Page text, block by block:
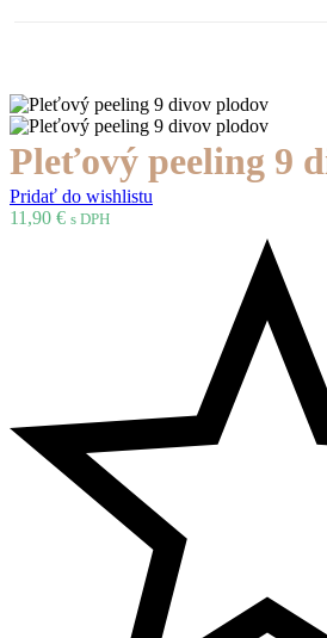
Pleťový peeling 9
Pridať do wishlistu
11,90 € s DPH